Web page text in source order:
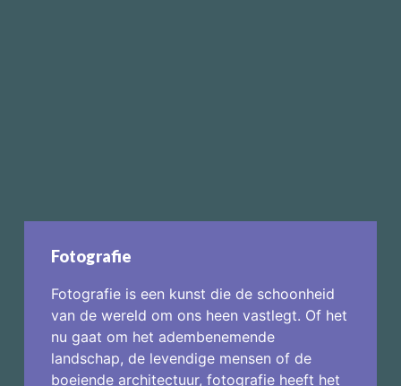
Fotografie
Fotografie is een kunst die de schoonheid
van de wereld om ons heen vastlegt. Of het
nu gaat om het adembenemende
landschap, de levendige mensen of de
boeiende architectuur, fotografie heeft het